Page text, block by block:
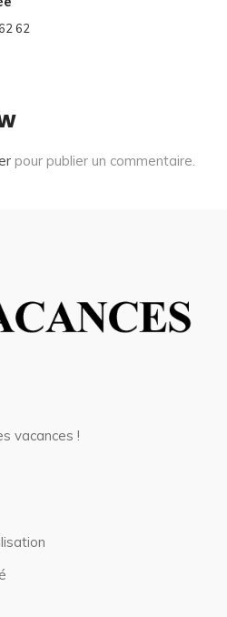
62
pour publier un commentaire.
vacances !